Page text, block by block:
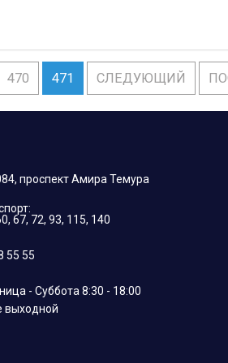
470 471 СЛЕДУЮЩИЙ
проспект Амира Темура
67, 72, 93, 115, 140
55 55
- Суббота 8:30 - 18:00
выходной